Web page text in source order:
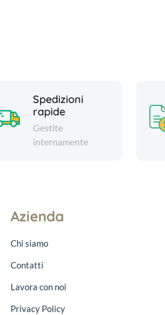
Spedizioni
rapide
Gestite
internamente
Azienda
Chi siamo
Contatti
Lavora con noi
Privacy Policy